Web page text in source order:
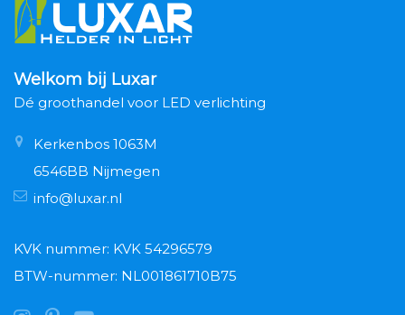
Welkom bij Luxar
Dé groothandel voor LED verlichting
Kerkenbos 1063M
6546BB Nijmegen
info@luxar.nl
KVK nummer: KVK 54296579
BTW-nummer: NL001861710B75